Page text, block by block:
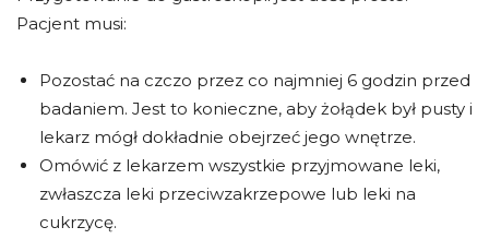
Pacjent musi:
Pozostać na czczo przez co najmniej 6 godzin przed
badaniem. Jest to konieczne, aby żołądek był pusty i
lekarz mógł dokładnie obejrzeć jego wnętrze.
Omówić z lekarzem wszystkie przyjmowane leki,
zwłaszcza leki przeciwzakrzepowe lub leki na
cukrzycę.